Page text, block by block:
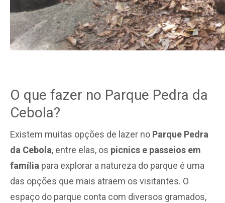
O que fazer no Parque Pedra da
Cebola?
Existem muitas opções de lazer no Parque Pedra
da Cebola, entre elas, os picnics e passeios em
família para explorar a natureza do parque é uma
das opções que mais atraem os visitantes. O
espaço do parque conta com diversos gramados,